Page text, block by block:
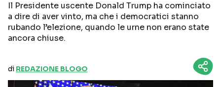
Il Presidente uscente Donald Trump ha cominciato
a dire di aver vinto, ma che i democratici stanno
rubando l’elezione, quando le urne non erano state
ancora chiuse.
di REDAZIONE BLOGO